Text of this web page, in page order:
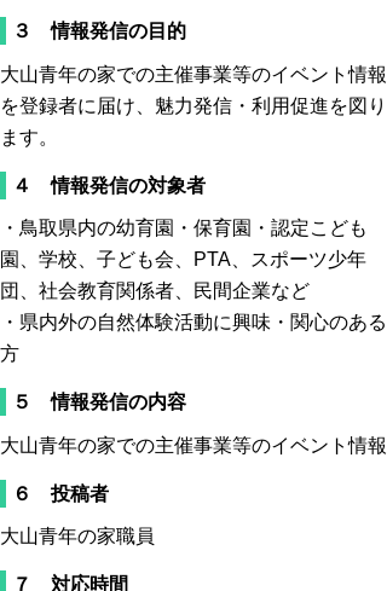
３ 情報発信の目的
大山青年の家での主催事業等のイベント情報
を登録者に届け、魅力発信・利用促進を図り
ます。
４ 情報発信の対象者
・鳥取県内の幼育園・保育園・認定こども
園、学校、子ども会、PTA、スポーツ少年
団、社会教育関係者、民間企業など
・県内外の自然体験活動に興味・関心のある
方
５ 情報発信の内容
大山青年の家での主催事業等のイベント情報
６ 投稿者
大山青年の家職員
７ 対応時間